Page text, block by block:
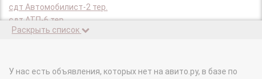
сдт Автомобилист-2 тер.
сдт АТП-6 тер.
сдт Березка тер.
сдт Ветеран(НВА) тер.
Раскрыть список
У нас есть объявления, которых нет на авито.ру, в базе по